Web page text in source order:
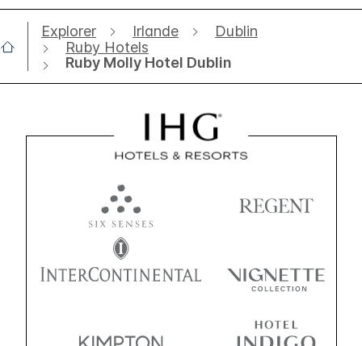
Explorer Irlande
Dublin
Ruby Hotels
Ruby Molly Hotel Dublin